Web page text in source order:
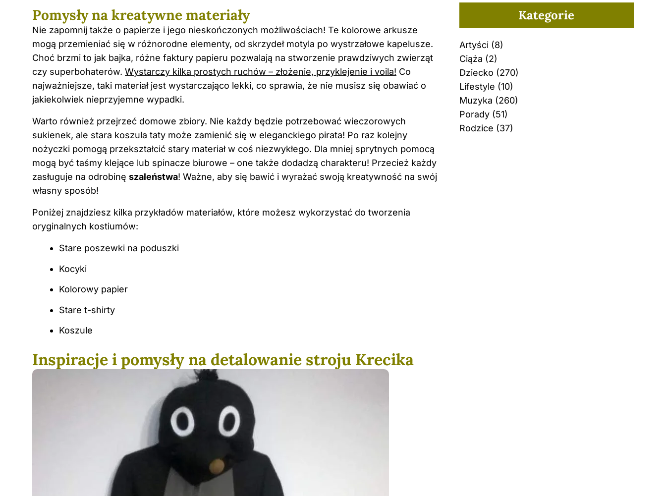
Pomysły na kreatywne materiały
Nie zapomnij także o papierze i jego nieskończonych możliwościach! Te kolorowe arkusze
mogą przemieniać się w różnorodne elementy, od skrzydeł motyla po wystrzałowe kapelusze.
Choć brzmi to jak bajka, różne faktury papieru pozwalają na stworzenie prawdziwych zwierząt
czy superbohaterów. Wystarczy kilka prostych ruchów – złożenie, przyklejenie i voila! Co
najważniejsze, taki materiał jest wystarczająco lekki, co sprawia, że nie musisz się obawiać o
jakiekolwiek nieprzyjemne wypadki.
Warto również przejrzeć domowe zbiory. Nie każdy będzie potrzebować wieczorowych
sukienek, ale stara koszula taty może zamienić się w eleganckiego pirata! Po raz kolejny
nożyczki pomogą przekształcić stary materiał w coś niezwykłego. Dla mniej sprytnych pomocą
mogą być taśmy klejące lub spinacze biurowe – one także dodadzą charakteru! Przecież każdy
zasługuje na odrobinę szaleństwa! Ważne, aby się bawić i wyrażać swoją kreatywność na swój
własny sposób!
Poniżej znajdziesz kilka przykładów materiałów, które możesz wykorzystać do tworzenia
oryginalnych kostiumów:
Stare poszewki na poduszki
Kocyki
Kolorowy papier
Stare t-shirty
Koszule
Inspiracje i pomysły na detalowanie stroju Krecika
Kategorie
Artyści(8)
Ciąża (2)
Dziecko (270)
Lifestyle (10)
Muzyka (260)
Porady(51)
Rodzice (37)